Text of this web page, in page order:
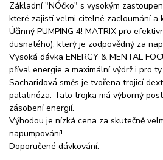
Základní "NÓčko" s vysokým
které zajistí velmi citelné zacloumání a
Účinný PUMPING 4! MATRIX pro
dusnatého), který je zodpovědný za
Vysoká dávka ENERGY & MENTAL
příval energie a maximální výdrž i pro
Sacharidová směs je tvořena trojicí
palatinóza. Tato trojka má výborný
zásobení energií.
Výhodou je nízká cena za skutečně
napumpování!
Doporučené dávkování: